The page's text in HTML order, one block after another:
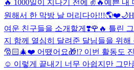
🔥 1000일이 지나기 전에 ✌️🔥 예쁜 내
원해서 한 막방 날 머리다아!!!🌎❤️🌙
여운 친구들을 소개할게❣️🌹🔥 틀린
지 함께 열심히 달려준 달님들을 위
🎅🏻🎄❤️ 어땠어요🎁!? 이번 활동도
☺️ 이렇게 끝내기 너무 아쉽지만 그만